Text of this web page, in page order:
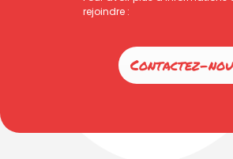
rejoindre :
Contactez-